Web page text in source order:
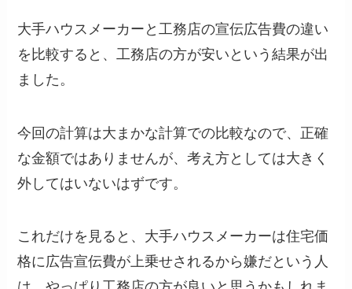
大手ハウスメーカーと工務店の宣伝広告費の違い
を比較すると、工務店の方が安いという結果が出
ました。
今回の計算は大まかな計算での比較なので、正確
な金額ではありませんが、考え方としては大きく
外してはいないはずです。
これだけを見ると、大手ハウスメーカーは住宅価
格に広告宣伝費が上乗せされるから嫌だという人